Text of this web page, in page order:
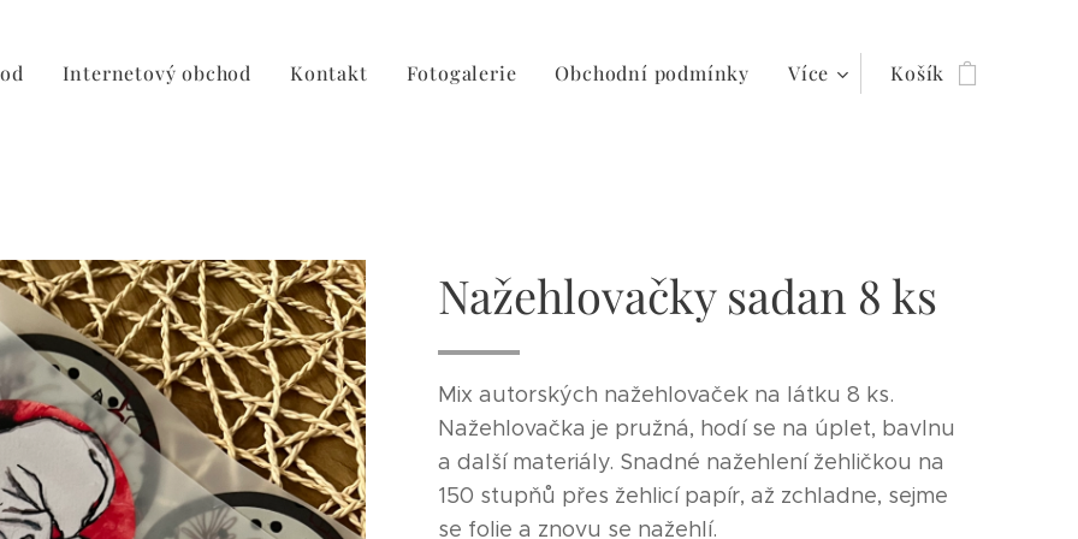
Internetový obchod Kontakt Fotogalerie Obchodní podmínky Více Košík
Nažehlovačky sadan 8 ks
Mix autorských nažehlovaček na látku 8 ks.
Nažehlovačka je pružná, hodí se na úplet, bavlnu
a další materiály. Snadné nažehlení žehličkou na
150 stupňů přes žehlicí papír, až zchladne, sejme
se folie a znovu se nažehlí.